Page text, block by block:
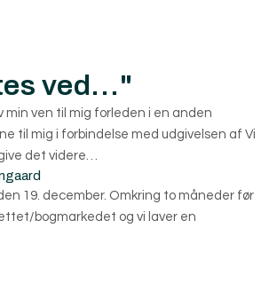
ved…"
min ven til mig forleden i en anden
til mig i forbindelse med udgivelsen af Vi
det videre…
19. december. Omkring to måneder før
bogmarkedet og vi laver en